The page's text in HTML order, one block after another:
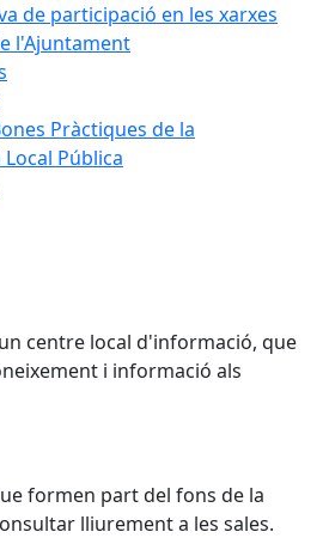
de participació en les xarxes
l'Ajuntament
Pràctiques de la
Pública
centre local d'informació, que
i informació als
formen part del fons de la
lliurement a les sales.